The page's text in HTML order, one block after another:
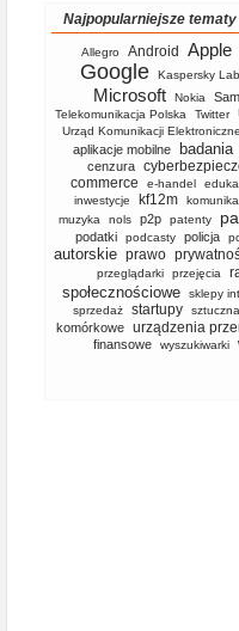
Najpopularniejsze tematy
Allegro Android Apple
Google Kaspersky Lab
Microsoft Nokia
Telekomunikacja Polska Twitter
Urząd Komunikacji
aplikacje mobilne badania
cenzura
commerce
e-handel
inwestycje kf12m
muzyka nols p2p patenty
podatki podcasty policja
autorskie prawo
przeglądarki
przejęcia
społecznościowe
sklepy
sprzedaż
startupy
komórkowe
urządzenia
finansowe
wyszukiwarki